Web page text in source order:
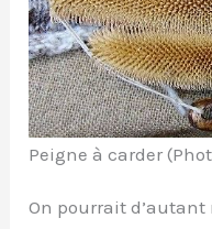
Peigne à carder
On pourrait